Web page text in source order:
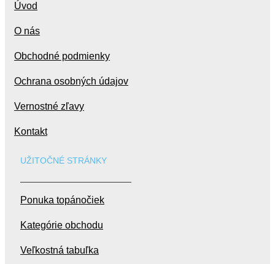
Úvod
O nás
Obchodné podmienky
Ochrana osobných údajov
Vernostné zľavy
Kontakt
UŽITOČNÉ STRÁNKY
Ponuka topánočiek
Kategórie obchodu
Veľkostná tabuľka